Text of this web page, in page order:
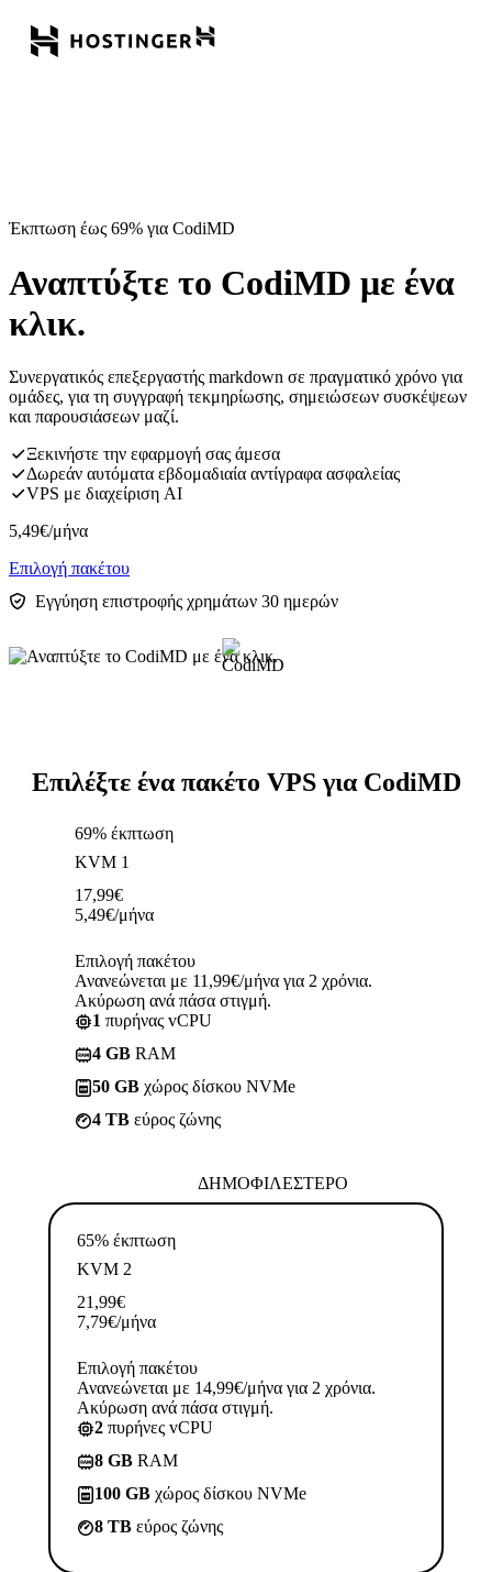
Έκπτωση έως 69% για CodiMD
Αναπτύξτε το CodiMD με ένα
κλικ.
Συνεργατικός επεξεργαστής markdown σε πραγματικό χρόνο για
ομάδες, για τη συγγραφή τεκμηρίωσης, σημειώσεων συσκέψεων
και παρουσιάσεων μαζί.
Ξεκινήστε την εφαρμογή σας άμεσα
Δωρεάν αυτόματα εβδομαδιαία αντίγραφα ασφαλείας
VPS με διαχείριση AI
5,49€/μήνα
Επιλογή πακέτου
Εγγύηση επιστροφής χρημάτων 30 ημερών
Επιλέξτε ένα πακέτο VPS για CodiMD
69% έκπτωση
KVM 1
17,99€
5,49€/μήνα
Επιλογή πακέτου
Ανανεώνεται με 11,99€/μήνα για 2 χρόνια.
Ακύρωση ανά πάσα στιγμή.
1 πυρήνας vCPU
4 GB RAM
50 GB χώρος δίσκου NVMe
4 TB εύρος ζώνης
ΔΗΜΟΦΙΛΈΣΤΕΡΟ
65% έκπτωση
KVM 2
21,99€
7,79€/μήνα
Επιλογή πακέτου
Ανανεώνεται με 14,99€/μήνα για 2 χρόνια.
Ακύρωση ανά πάσα στιγμή.
2 πυρήνες vCPU
8 GB RAM
100 GB χώρος δίσκου NVMe
8 TB εύρος ζώνης